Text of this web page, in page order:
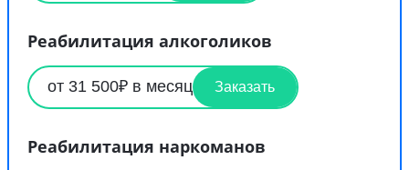
Реабилитация алкоголиков
от 31 500₽ в месяц Заказать
Реабилитация наркоманов